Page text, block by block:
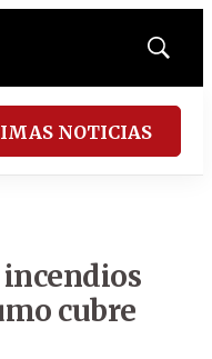
Mostrar
NOTICIAS
incendios
cubre